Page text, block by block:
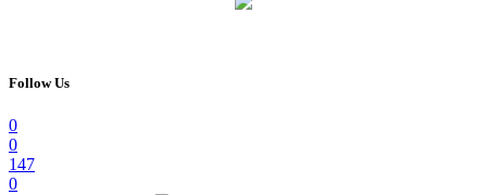
Follow Us
0
0
147
0